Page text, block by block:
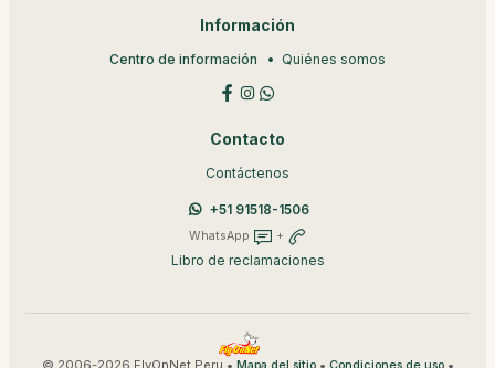
Información
Centro de información Quiénes somos
Contacto
Contáctenos
+51 91518-1506
WhatsApp +
Libro de reclamaciones
© 2006-2026 FlyOnNet Peru • • •